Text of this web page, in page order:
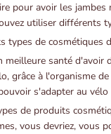
pour avoir les
utiliser différents
types de cosmétiques
santé d'avoir
grâce à l'organisme
s'adapter au
de produits
vous devriez, vous